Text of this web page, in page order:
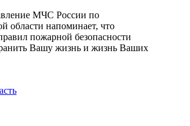
МЧС России по
области напоминает, что
пожарной безопасности
Вашу жизнь и жизнь Ваших